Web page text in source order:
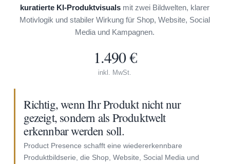
kuratierte KI-Produktvisuals mit zwei Bildwelten, klarer
Motivlogik und stabiler Wirkung für Shop, Website, Social
Media und Kampagnen.
1.490 €
inkl. MwSt.
Richtig, wenn Ihr Produkt nicht nur
gezeigt, sondern als Produktwelt
erkennbar werden soll.
Product Presence schafft eine wiedererkennbare
Produktbildserie, die Shop, Website, Social Media und